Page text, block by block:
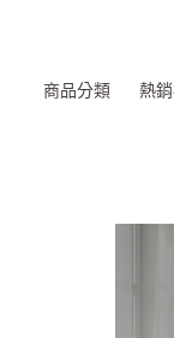
商品分類 熱